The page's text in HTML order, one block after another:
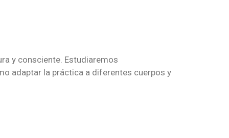
y consciente. Estudiaremos
adaptar la práctica a diferentes cuerpos y